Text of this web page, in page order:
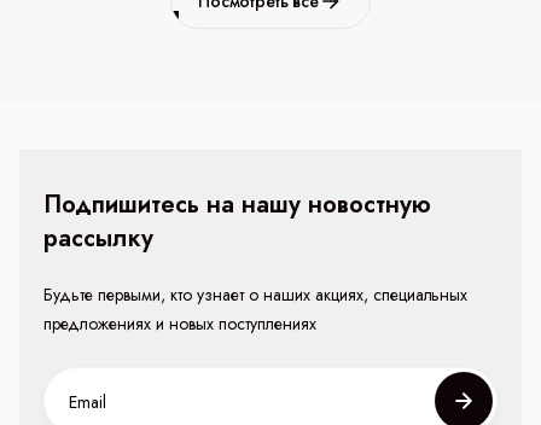
Подпишитесь на нашу новостную
рассылку
Будьте первыми, кто узнает о наших акциях, специальных
предложениях и новых поступлениях